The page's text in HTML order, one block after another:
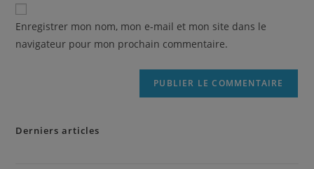
Enregistrer mon nom, mon e-mail et mon site dans le
navigateur pour mon prochain commentaire.
Derniers articles